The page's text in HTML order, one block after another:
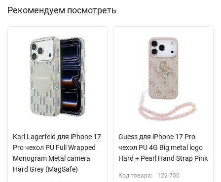
Рекомендуем посмотреть
Karl Lagerfeld для iPhone 17
Pro чехол PU Full Wrapped
Monogram Metal camera
Hard Grey (MagSafe)
Guess для iPhone 17 Pro
чехол PU 4G Big metal logo
Hard + Pearl Hand Strap Pink
Код товара: 122-750